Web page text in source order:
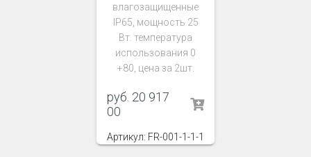
влагозащищенные
IP65, мощность 25
Вт. температура
использования 0
+80, цена за 2шт.
руб. 20 917
00
Артикул: FR-001-1-1-1